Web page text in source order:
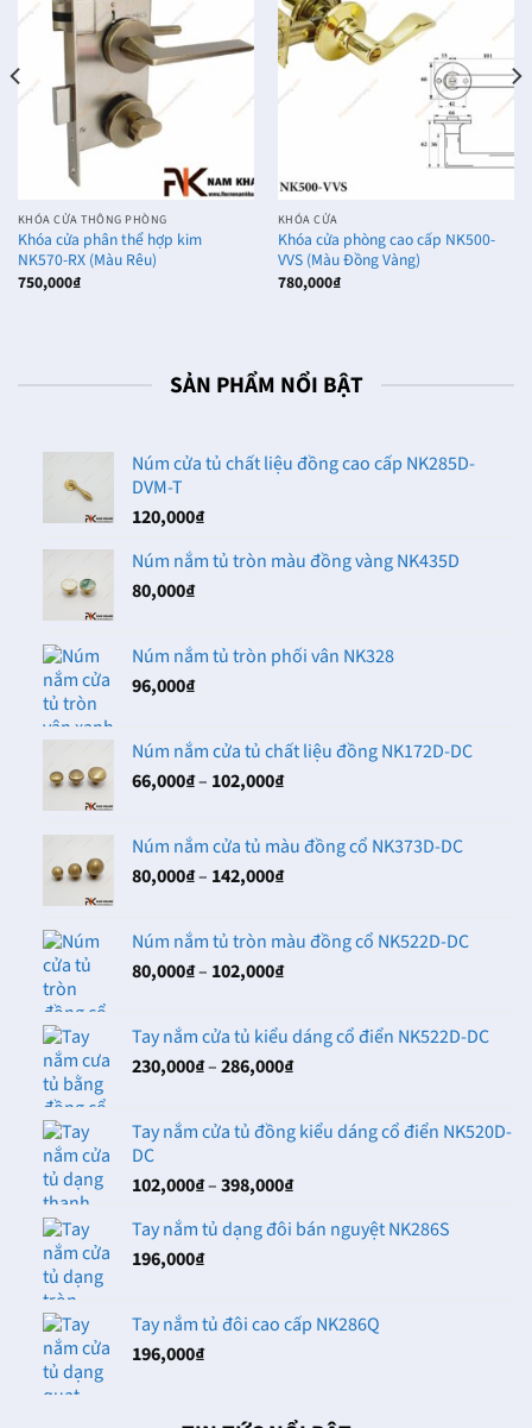
KHÓA CỬA THÔNG PHÒNG
Khóa cửa phân thể hợp kim
NK570-RX (Màu Rêu)
750,000₫
KHÓA CỬA
Khóa cửa phòng cao cấp NK500-
VVS (Màu Đồng Vàng)
780,000₫
SẢN PHẨM NỔI BẬT
Núm cửa tủ chất liệu đồng cao cấp NK285D-
DVM-T
120,000₫
Núm nắm tủ tròn màu đồng vàng NK435D
80,000₫
Núm nắm tủ tròn phối vân NK328
96,000₫
Núm nắm cửa tủ chất liệu đồng NK172D-DC
66,000₫– 102,000₫Khoảng
66,000₫
đến
Núm nắm cửa tủ màu đồng cổ NK373D-DC
80,000₫– 142,000₫Khoảng
80,000₫
đến
Núm nắm tủ tròn màu đồng cổ NK522D-DC
80,000₫– 102,000₫Khoảng
80,000₫
đến
Tay nắm cửa tủ kiểu dáng cổ điển NK522D-DC
230,000₫–286,000₫Khoảng
230,000₫
286,000₫
Tay nắm cửa tủ đồng kiểu dáng cổ điển NK520D-
DC
102,000₫–398,000₫Khoảng
từ
398,000₫
Tay nắm tủ dạng đôi bán nguyệt NK286S
196,000₫
Tay nắm tủ đôi cao cấp NK286Q
196,000₫